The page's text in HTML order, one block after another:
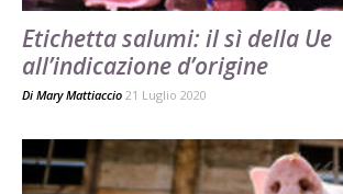
Etichetta salumi: il sì della Ue
all’indicazione d’origine
Di Mary Mattiaccio 21 Luglio 2020